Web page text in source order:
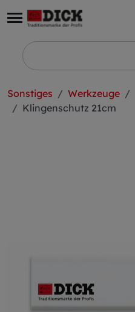
Sonstiges Werkzeuge
Klingenschutz 21cm